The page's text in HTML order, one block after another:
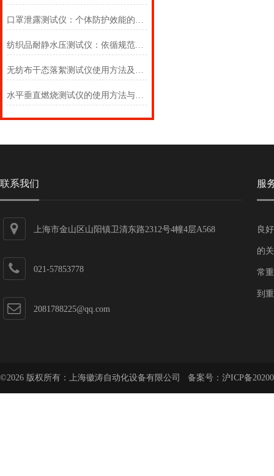
口罩泄露测试仪：个体防护效能的科学评估仪器
纺织品耐静水压测试仪：依循规范，精准测防渗
无纺布干态落絮测试仪使用方法及注意事项详解
水平垂直燃烧测试仪的使用方法与注意事项
联系我们
上海市金山区山阳镇卫清东路2312号4幢4层A568
021-57853778
2081788225@qq.com
服
良
的
常
到
©2026 版权所有：上海徽涛自动化设备有限公司 备案号： 沪ICP备